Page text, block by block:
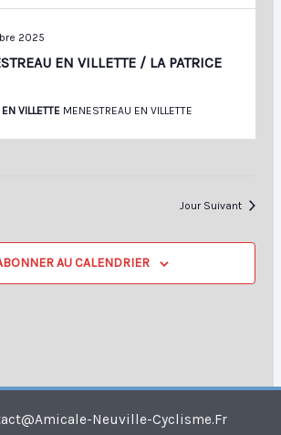
2025
EN VILLETTE / LA PATRICE
VILLETTE MENESTREAU EN VILLETTE
Jour Suivant
AU CALENDRIER
Neuville-Cyclisme.fr